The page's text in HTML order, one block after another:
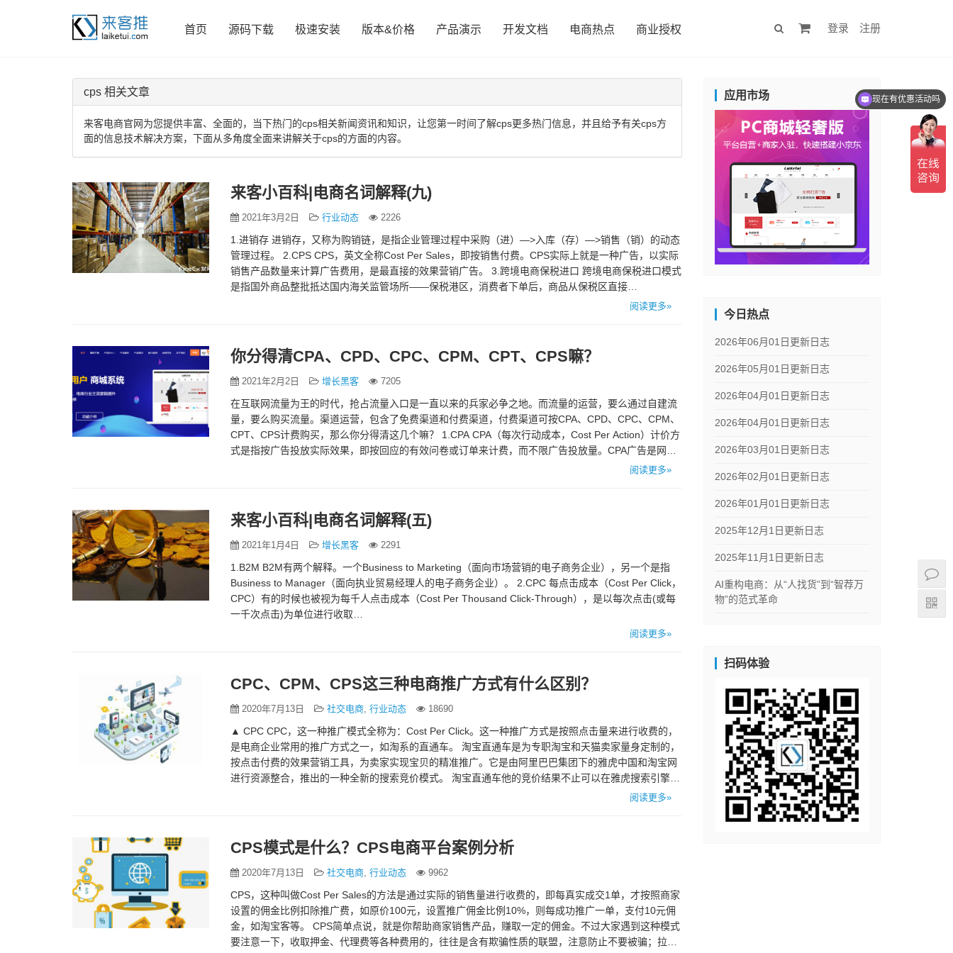
首页 源码下载 极速安装 版本&价格 产品演示 开发文档 电商热点 商业授权 登录 注册
cps 相关文章
来客电商官网为您提供丰富、全面的，当下热门的cps相关新闻资讯和知识，让您第一时间了解cps更多热门信息，并且给予有关cps方
面的信息技术解决方案，下面从多角度全面来讲解关于cps的方面的内容。
来客小百科|电商名词解释(九)
2021年3月2日 行业动态 2226
1.进销存 进销存，又称为购销链，是指企业管理过程中采购（进）—>入库（存）—>销售（销）的动态
管理过程。 2.CPS CPS，英文全称Cost Per Sales，即按销售付费。CPS实际上就是一种广告，以实际
销售产品数量来计算广告费用，是最直接的效果营销广告。 3.跨境电商保税进口 跨境电商保税进口模式
是指国外商品整批抵达国内海关监管场所——保税港区，消费者下单后，商品从保税区直接…
阅读更多»
你分得清CPA、CPD、CPC、CPM、CPT、CPS嘛？
2021年2月2日 增长黑客 7205
在互联网流量为王的时代，抢占流量入口是一直以来的兵家必争之地。而流量的运营，要么通过自建流
量，要么购买流量。渠道运营，包含了免费渠道和付费渠道，付费渠道可按CPA、CPD、CPC、CPM、
CPT、CPS计费购买，那么你分得清这几个嘛？ 1.CPA CPA（每次行动成本，Cost Per Action）计价方
式是指按广告投放实际效果，即按回应的有效问卷或订单来计费，而不限广告投放量。CPA广告是网
阅读更多»
来客小百科|电商名词解释(五)
2021年1月4日 增长黑客 2291
1.B2M B2M有两个解释。一个Business to Marketing（面向市场营销的电子商务企业），另一个是指
Business to Manager（面向执业贸易经理人的电子商务企业）。 2.CPC 每点击成本（Cost Per Click，
CPC）有的时候也被视为每千人点击成本（Cost Per Thousand Click-Through），是以每次点击(或每
一千次点击)为单位进行收取…
阅读更多»
CPC、CPM、CPS这三种电商推广方式有什么区别？
2020年7月13日 社交电商, 行业动态 18690
▲ CPC CPC，这一种推广模式全称为：Cost Per Click。这一种推广方式是按照点击量来进行收费的，
是电商企业常用的推广方式之一，如淘系的直通车。 淘宝直通车是为专职淘宝和天猫卖家量身定制的，
按点击付费的效果营销工具，为卖家实现宝贝的精准推广。它是由阿里巴巴集团下的雅虎中国和淘宝网
进行资源整合，推出的一种全新的搜索竞价模式。 淘宝直通车他的竞价结果不止可以在雅虎搜索引擎上
阅读更多»
CPS模式是什么？CPS电商平台案例分析
2020年7月13日 社交电商, 行业动态 9962
CPS，这种叫做Cost Per Sales的方法是通过实际的销售量进行收费的，即每真实成交1单，才按照商家
设置的佣金比例扣除推广费，如原价100元，设置推广佣金比例10%，则每成功推广一单，支付10元佣
金，如淘宝客等。 CPS简单点说，就是你帮助商家销售产品，赚取一定的佣金。不过大家遇到这种模式
要注意一下，收取押金、代理费等各种费用的，往往是含有欺骗性质的联盟，注意防止不要被骗；拉人
应用市场
今日热点
2026年06月01日更新日志
2026年05月01日更新日志
2026年04月01日更新日志
2026年04月01日更新日志
2026年03月01日更新日志
2026年02月01日更新日志
2026年01月01日更新日志
2025年12月1日更新日志
2025年11月1日更新日志
AI重构电商：从“人找货”到“智荐万
物”的范式革命
扫码体验
现在有优惠活动吗